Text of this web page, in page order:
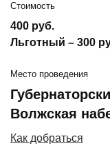
Стоимость
400 руб.
Льготный – 300
Место проведения
Волжская
Как добраться